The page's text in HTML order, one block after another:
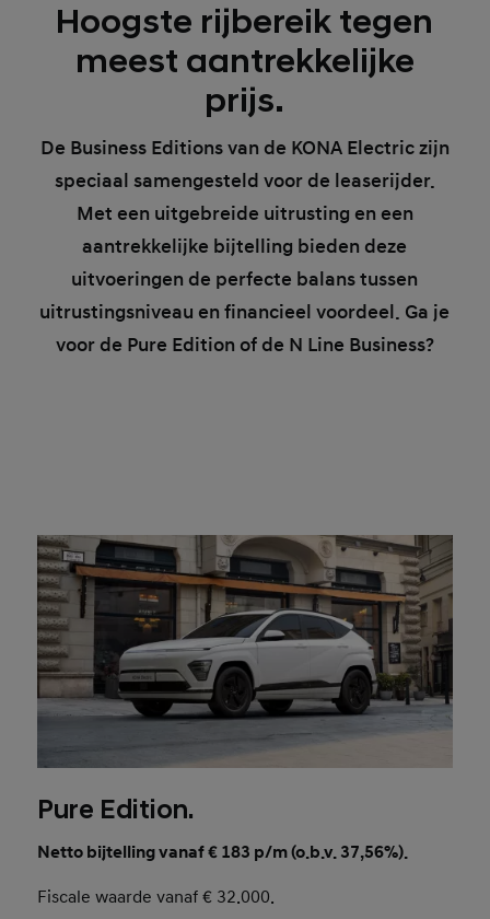
Hoogste rijbereik tegen
meest aantrekkelijke
prijs.
De Business Editions van de KONA Electric zijn
speciaal samengesteld voor de leaserijder.
Met een uitgebreide uitrusting en een
aantrekkelijke bijtelling bieden deze
uitvoeringen de perfecte balans tussen
uitrustingsniveau en financieel voordeel. Ga je
voor de Pure Edition of de N Line Business?
Pure Edition.
Netto bijtelling vanaf € 183 p/m (o.b.v. 37,56%).
Fiscale waarde vanaf € 32.000.